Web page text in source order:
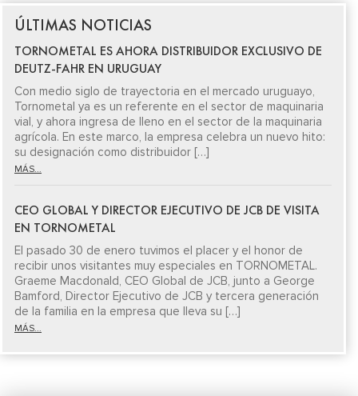
ÚLTIMAS NOTICIAS
TORNOMETAL ES AHORA DISTRIBUIDOR EXCLUSIVO DE
DEUTZ-FAHR EN URUGUAY
Con medio siglo de trayectoria en el mercado uruguayo,
Tornometal ya es un referente en el sector de maquinaria
vial, y ahora ingresa de lleno en el sector de la maquinaria
agrícola. En este marco, la empresa celebra un nuevo hito:
su designación como distribuidor […]
MÁS...
CEO GLOBAL Y DIRECTOR EJECUTIVO DE JCB DE VISITA
EN TORNOMETAL
El pasado 30 de enero tuvimos el placer y el honor de
recibir unos visitantes muy especiales en TORNOMETAL.
Graeme Macdonald, CEO Global de JCB, junto a George
Bamford, Director Ejecutivo de JCB y tercera generación
de la familia en la empresa que lleva su […]
MÁS...